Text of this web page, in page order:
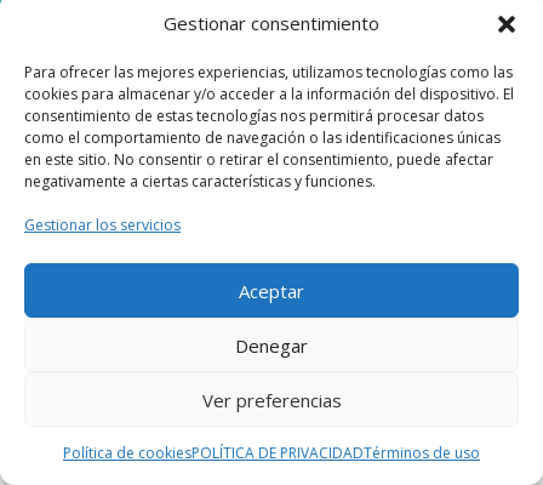
Gestionar consentimiento
Para ofrecer las mejores experiencias, utilizamos tecnologías como las
cookies para almacenar y/o acceder a la información del dispositivo. El
consentimiento de estas tecnologías nos permitirá procesar datos
como el comportamiento de navegación o las identificaciones únicas
en este sitio. No consentir o retirar el consentimiento, puede afectar
negativamente a ciertas características y funciones.
Gestionar los servicios
Aceptar
Denegar
Ver preferencias
Política de cookiesPOLÍTICA DE PRIVACIDADTérminos de uso